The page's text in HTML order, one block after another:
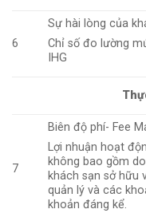
6
Sự hài lòng của
Chỉ số đo lường
IHG
7
Biên độ phí- Fee
Lợi nhuận hoạt
không bao gồm
khách sạn sở hữu
quản lý và các
khoản đáng kể.